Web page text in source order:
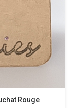
Rouge